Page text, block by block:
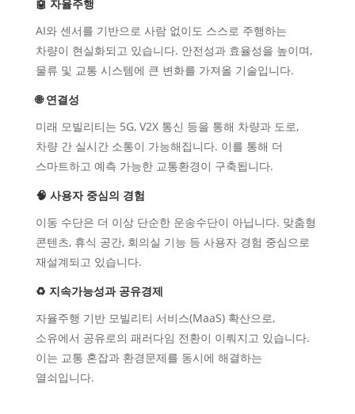
🤖 자율주행
AI와 센서를 기반으로 사람 없이도 스스로 주행하는
차량이 현실화되고 있습니다. 안전성과 효율성을 높이며,
물류 및 교통 시스템에 큰 변화를 가져올 기술입니다.
🌐 연결성
미래 모빌리티는 5G, V2X 통신 등을 통해 차량과 도로,
차량 간 실시간 소통이 가능해집니다. 이를 통해 더
스마트하고 예측 가능한 교통환경이 구축됩니다.
🧠 사용자 중심의 경험
이동 수단은 더 이상 단순한 운송수단이 아닙니다. 맞춤형
콘텐츠, 휴식 공간, 회의실 기능 등 사용자 경험 중심으로
재설계되고 있습니다.
♻ 지속가능성과 공유경제
자율주행 기반 모빌리티 서비스(MaaS) 확산으로,
소유에서 공유로의 패러다임 전환이 이뤄지고 있습니다.
이는 교통 혼잡과 환경문제를 동시에 해결하는
열쇠입니다.